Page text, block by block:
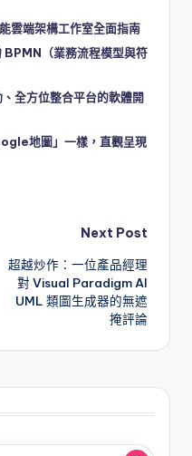
端架構工作室全面指南
（業務流程模型與符
全方位整合平台的軟體開
地圖」一樣，直觀呈現
Next Post
超越炒作：一位產品經理
對 Visual Paradigm AI
UML 類圖生成器的無遮
掩評論